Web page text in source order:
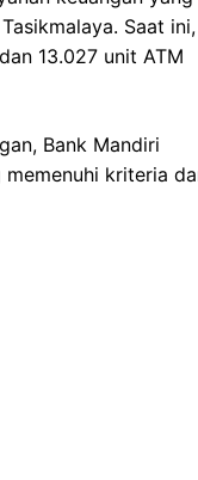
Saat ini,
13.027 unit ATM
Bank Mandiri
kriteria